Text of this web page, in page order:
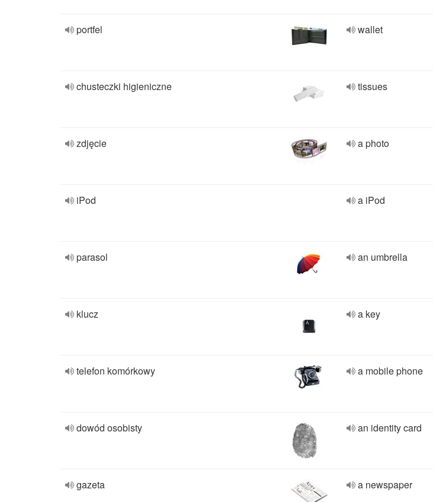
portfel wallet
chusteczki higieniczne tissues
zdjęcie a photo
iPod a iPod
parasol an umbrella
klucz a key
telefon komórkowy a mobile phone
dowód osobisty an identity card
gazeta a newspaper